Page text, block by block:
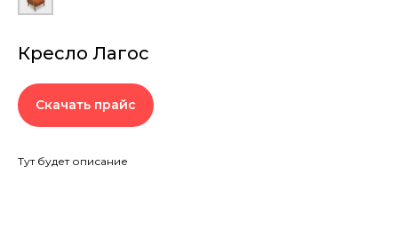
Кресло Лагос
Скачать прайс
Тут будет описание